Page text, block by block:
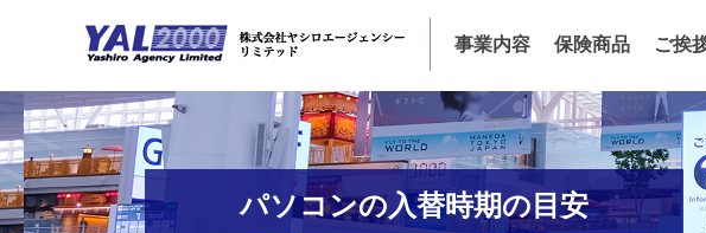
事業内容 保険商品 ご挨
パソコンの入替時期の目安